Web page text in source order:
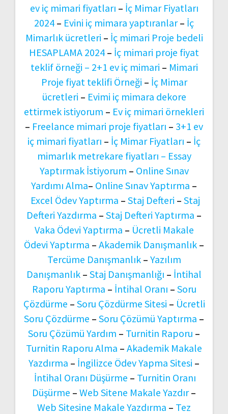
ev iç mimari fiyatları – İç Mimar Fiyatları
2024 – Evini iç mimara yaptıranlar– İç
Mimarlık ücretleri – İç mimari Proje bedeli
HESAPLAMA 2024 – İç mimari proje fiyat
teklif örneği – 2+1 ev iç mimari – Mimari
Proje fiyat teklifi Örneği – İç Mimar
ücretleri – Evimi iç mimara dekore
ettirmek istiyorum – Ev iç mimari örnekleri
– Freelance mimari proje fiyatları – 3+1 ev
iç mimari fiyatları – İç Mimar Fiyatları – İç
mimarlık metrekare fiyatları – Essay
Yaptırmak İstiyorum – Online Sınav
Yardımı Alma– Online Sınav Yaptırma –
Excel Ödev Yaptırma – Staj Defteri – Staj
Defteri Yazdırma – Staj Defteri Yaptırma –
Vaka Ödevi Yaptırma – Ücretli Makale
Ödevi Yaptırma – Akademik Danışmanlık –
Tercüme Danışmanlık– Yazılım
Danışmanlık – Staj Danışmanlığı – İntihal
Raporu Yaptırma – İntihal Oranı – Soru
Çözdürme – Soru Çözdürme Sitesi – Ücretli
Soru Çözdürme – Soru Çözümü Yaptırma –
Soru Çözümü Yardım – Turnitin Raporu –
Turnitin Raporu Alma – Akademik Makale
Yazdırma – İngilizce Ödev Yapma Sitesi –
İntihal Oranı Düşürme – Turnitin Oranı
Düşürme – Web Sitene Makale Yazdır–
Web Sitesine Makale Yazdırma – Tez